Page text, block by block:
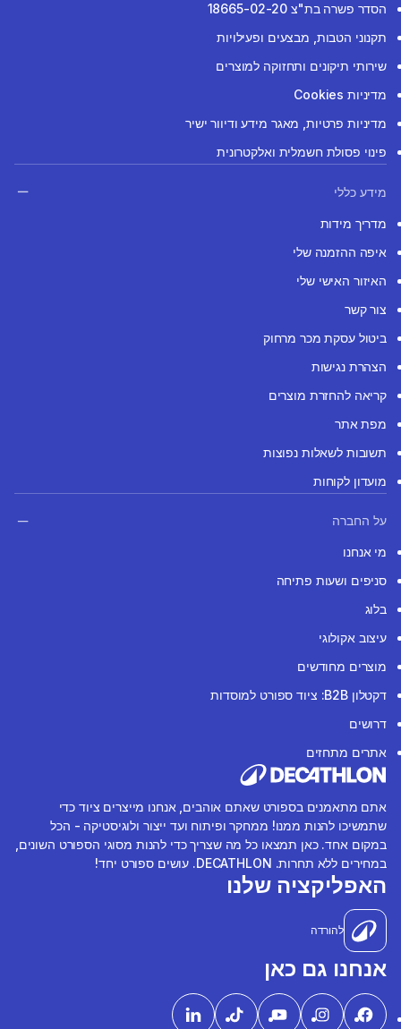
הסדר פשרה בת"צ 18665-02-20
תקנוני הטבות, מבצעים ופעילויות
שירותי תיקונים ותחזוקה למוצרים
מדיניות Cookies
מדיניות פרטיות, מאגר מידע ודיוור ישיר
פינוי פסולת חשמלית ואלקטרונית
מידע כללי
מדריך מידות
איפה ההזמנה שלי
האיזור האישי שלי
צור קשר
ביטול עסקת מכר מרחוק
הצהרת נגישות
קריאה להחזרת מוצרים
מפת אתר
תשובות לשאלות נפוצות
מועדון לקוחות
על החברה
מי אנחנו
סניפים ושעות פתיחה
בלוג
עיצוב אקולוגי
מוצרים מחודשים
דקטלון B2B: ציוד ספורט למוסדות
דרושים
אתרים מתחזים
אתם מתאמנים בספורט שאתם אוהבים, אנחנו מייצרים ציוד כדי
שתמשיכו להנות ממנו! ממחקר ופיתוח ועד ייצור ולוגיסטיקה - הכל
במקום אחד. כאן תמצאו כל מה שצריך כדי להנות מסוגי הספורט השונים,
במחירים ללא תחרות. DECATHLON. עושים ספורט יחד!
האפליקציה שלנו
להורדה
אנחנו גם כאן